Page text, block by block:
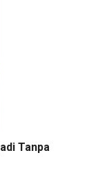
Tanpa